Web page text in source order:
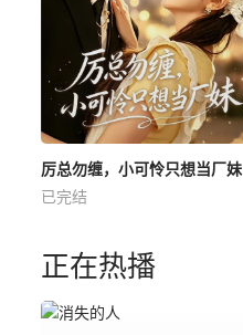
厉总勿缠，小可怜只想当厂妹
已完结
正在热播